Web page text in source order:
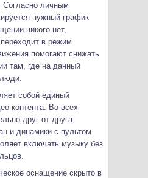
Согласно личным
нужный график
никого нет,
в режим
помогают снижать
там, где на данный
собой единый
контента. Во всех
друг от друга,
и динамики с пультом
включать музыку без
оснащение скрыто в